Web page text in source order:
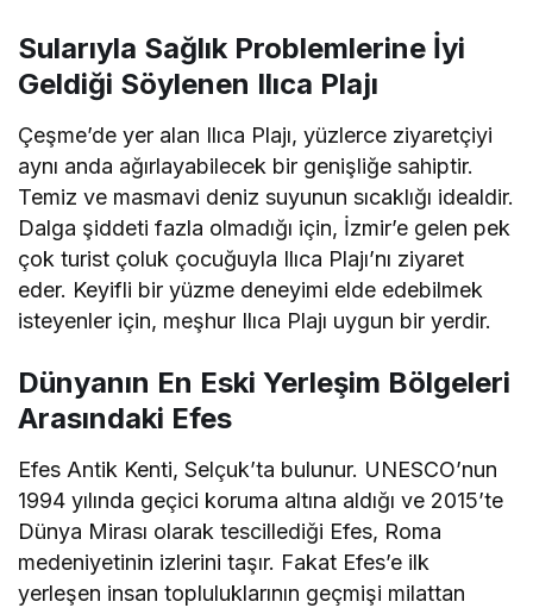
Sularıyla Sağlık Problemlerine İyi
Geldiği Söylenen Ilıca Plajı
Çeşme’de yer alan Ilıca Plajı, yüzlerce ziyaretçiyi
aynı anda ağırlayabilecek bir genişliğe sahiptir.
Temiz ve masmavi deniz suyunun sıcaklığı idealdir.
Dalga şiddeti fazla olmadığı için, İzmir’e gelen pek
çok turist çoluk çocuğuyla Ilıca Plajı’nı ziyaret
eder. Keyifli bir yüzme deneyimi elde edebilmek
isteyenler için, meşhur Ilıca Plajı uygun bir yerdir.
Dünyanın En Eski Yerleşim Bölgeleri
Arasındaki Efes
Efes Antik Kenti, Selçuk’ta bulunur. UNESCO’nun
1994 yılında geçici koruma altına aldığı ve 2015’te
Dünya Mirası olarak tescillediği Efes, Roma
medeniyetinin izlerini taşır. Fakat Efes’e ilk
yerleşen insan topluluklarının geçmişi milattan